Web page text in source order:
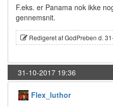
F.eks. er Panama nok ikke
gennemsnit.
Redigeret af GodPreben d.
31-10-2017 19:36
Flex_luthor